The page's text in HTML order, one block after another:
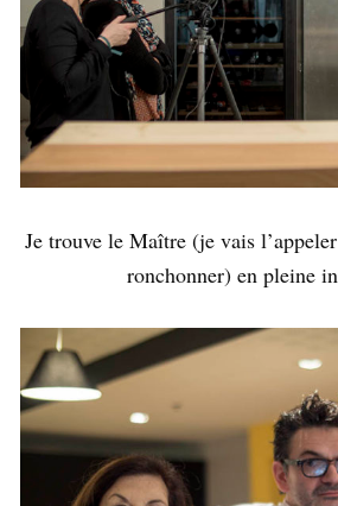
Je trouve le Maître (je vais
ronchonner) en pleine